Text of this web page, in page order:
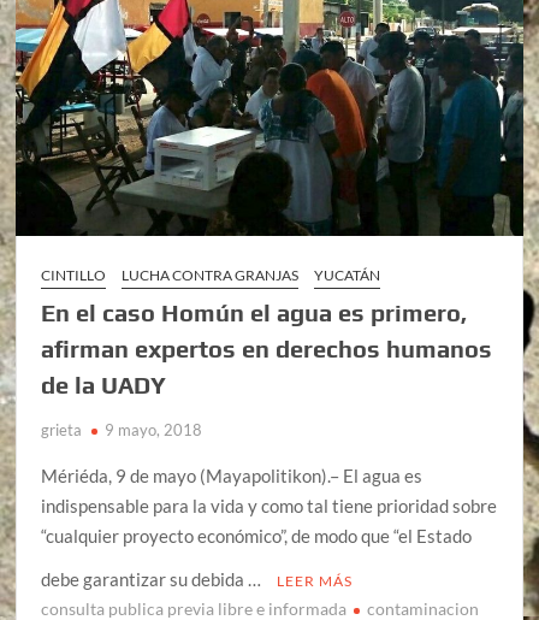
CINTILLO LUCHA CONTRA GRANJAS YUCATÁN
En el caso Homún el agua es primero,
afirman expertos en derechos humanos
de la UADY
grieta 9 mayo, 2018
Mériéda, 9 de mayo (Mayapolitikon).– El agua es
indispensable para la vida y como tal tiene prioridad sobre
“cualquier proyecto económico”, de modo que “el Estado
debe garantizar su debida …
LEER MÁS
consulta publica previa libre e informada
contaminacion